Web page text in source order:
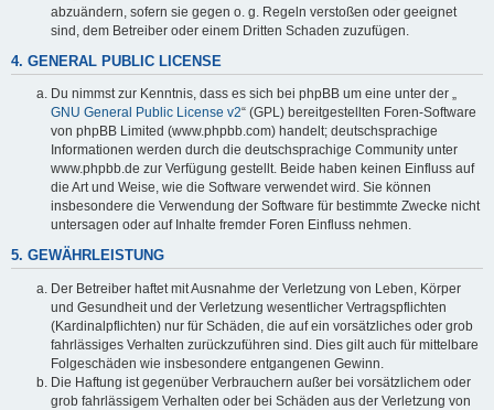
abzuändern, sofern sie gegen o. g. Regeln verstoßen oder geeignet
sind, dem Betreiber oder einem Dritten Schaden zuzufügen.
4. GENERAL PUBLIC LICENSE
Du nimmst zur Kenntnis, dass es sich bei phpBB um eine unter der „
GNU General Public License v2“ (GPL) bereitgestellten Foren-Software
von phpBB Limited (www.phpbb.com) handelt; deutschsprachige
Informationen werden durch die deutschsprachige Community unter
www.phpbb.de zur Verfügung gestellt. Beide haben keinen Einfluss auf
die Art und Weise, wie die Software verwendet wird. Sie können
insbesondere die Verwendung der Software für bestimmte Zwecke nicht
untersagen oder auf Inhalte fremder Foren Einfluss nehmen.
5. GEWÄHRLEISTUNG
Der Betreiber haftet mit Ausnahme der Verletzung von Leben, Körper
und Gesundheit und der Verletzung wesentlicher Vertragspflichten
(Kardinalpflichten) nur für Schäden, die auf ein vorsätzliches oder grob
fahrlässiges Verhalten zurückzuführen sind. Dies gilt auch für mittelbare
Folgeschäden wie insbesondere entgangenen Gewinn.
Die Haftung ist gegenüber Verbrauchern außer bei vorsätzlichem oder
grob fahrlässigem Verhalten oder bei Schäden aus der Verletzung von